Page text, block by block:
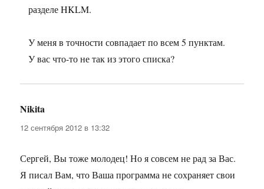
разделе HKLM.
У меня в точности совпадает по всем 5 пунктам.
У вас что-то не так из этого списка?
Nikita
12 сентября 2012 в 13:32
Сергей, Вы тоже молодец! Но я совсем не рад за Вас.
Я писал Вам, что Ваша программа не сохраняет свои